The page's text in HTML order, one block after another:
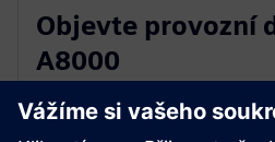
Objevte provozní
A8000
SICAM A8000 CP-8010/12